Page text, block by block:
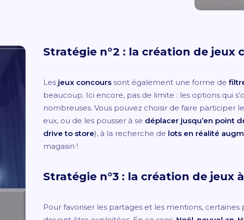
Stratégie n°2 : la création de jeux
Les jeux concours sont également une forme de
beaucoup. Ici encore, pas de limite : les options qui
nombreuses. Vous pouvez choisir de faire participer
eux, ou de les pousser à se déplacer jusqu’en point
drive to store), à la recherche de lots en réalité
magasin !
Stratégie n°3 : la création de jeux
Pour favoriser les partages et les mentions, certaines